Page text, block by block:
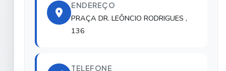
ENDEREÇO
PRAÇA DR. LEÔNCIO RODRIGUES ,
136
TELEFONE